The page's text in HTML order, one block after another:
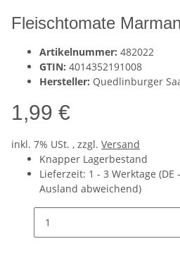
Fleischtomate
Artikelnummer: 482022
GTIN: 4014352191008
Hersteller: Quedlinburger
1,99 €
inkl. 7% USt. , zzgl. Versand
Knapper Lagerbestand
Lieferzeit: 1 - 3 Werktage (DE -
Ausland abweichend)